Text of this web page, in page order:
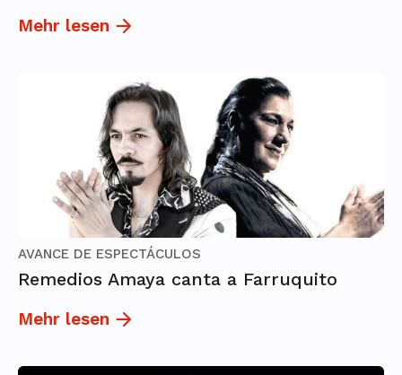
Mehr lesen
AVANCE DE ESPECTÁCULOS
Remedios Amaya canta a Farruquito
Mehr lesen